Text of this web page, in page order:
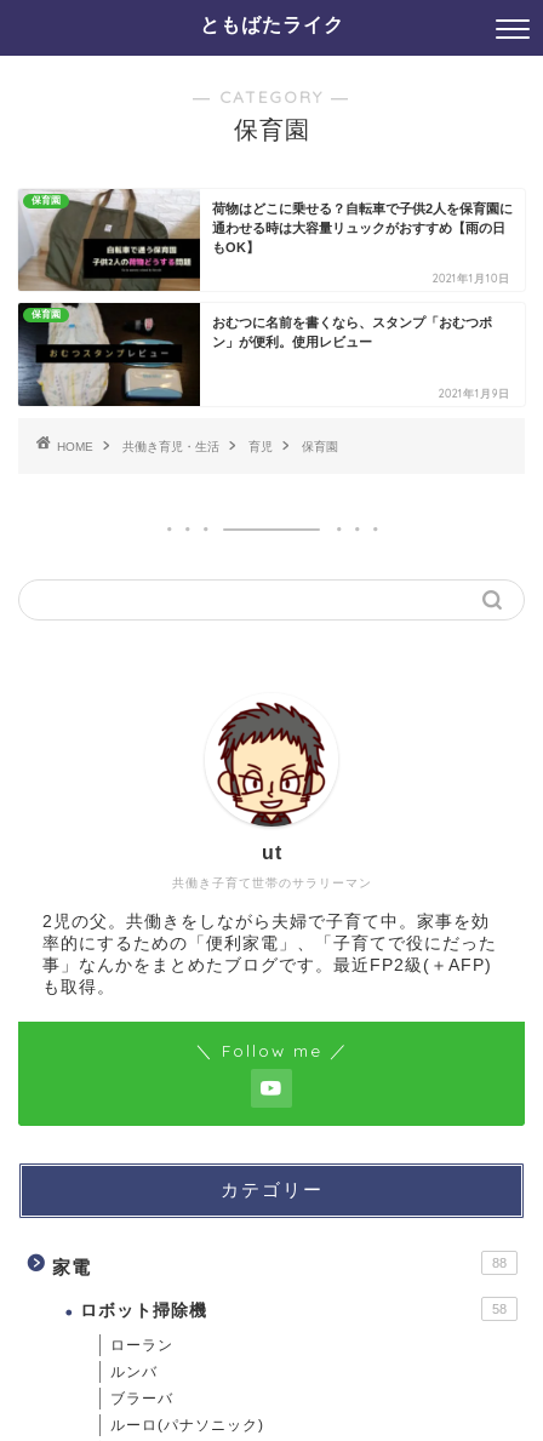
ともばたライク
― CATEGORY ―
保育園
保育園
荷物はどこに乗せる？自転車で子供2人を保育園に
通わせる時は大容量リュックがおすすめ【雨の日
もOK】
2021年1月10日
保育園
おむつに名前を書くなら、スタンプ「おむつポ
ン」が便利。使用レビュー
2021年1月9日
HOME 共働き育児・生活 育児 保育園
共働き子育て世帯のサラリーマン
ut
2児の父。共働きをしながら夫婦で子育て中。家事を効
率的にするための「便利家電」、「子育てで役にだった
事」なんかをまとめたブログです。最近FP2級(＋AFP)
も取得。
＼ Follow me ／
カテゴリー
家電 88
ロボット掃除機 58
ローラン
ルンバ
ブラーバ
ルーロ(パナソニック)